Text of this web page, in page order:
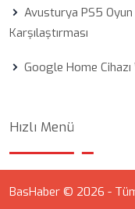
Avusturya PS5
Karşılaştırması
Google Home
Hızlı Menü
BasHaber © 2026 - Tüm